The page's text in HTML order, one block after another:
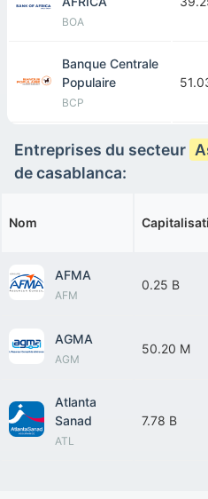
BOA
Banque Centrale
Populaire
BCP
Entreprises du secteur
de casablanca:
Nom
AFMA
AFM
0.25 B
AGMA
AGM
50.20 M
Atlanta
Sanad
ATL
7.78 B